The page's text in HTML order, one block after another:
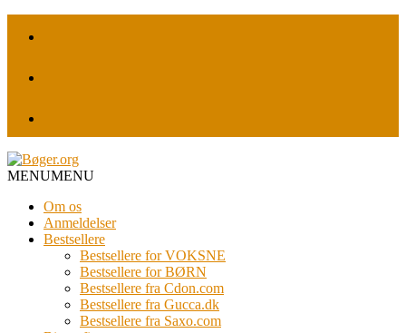
MENUMENU
Om os
Anmeldelser
Bestsellere
Bestsellere for VOKSNE
Bestsellere for BØRN
Bestsellere fra Cdon.com
Bestsellere fra Gucca.dk
Bestsellere fra Saxo.com